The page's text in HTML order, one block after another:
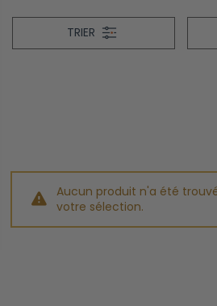
TRIER
Aucun produit n'a été
votre sélection.